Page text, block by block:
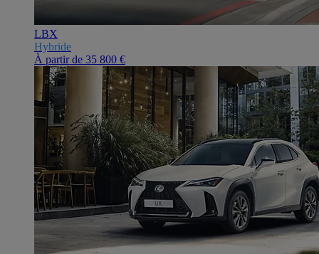
LBX
Hybride
À partir de 35 800 €